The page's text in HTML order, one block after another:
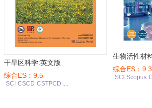
干旱区科学:英文版
综合ES：9.5
SCI CSCD CSTPCD ....
生物活性材
综合ES：
SCI Scopus